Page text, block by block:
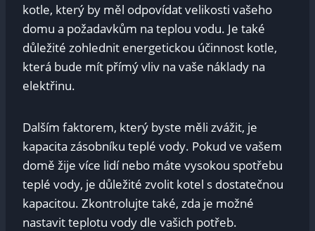
kotle, který by měl odpovídat velikosti vašeho
domu a požadavkům na teplou vodu. Je také
důležité zohlednit energetickou účinnost kotle,
která bude mít přímý vliv na vaše náklady na
elektřinu.
Dalším faktorem, který byste měli zvážit, je
kapacita zásobníku teplé vody. Pokud ve vašem
domě žije více lidí nebo máte vysokou spotřebu
teplé vody, je důležité zvolit kotel s dostatečnou
kapacitou. Zkontrolujte také, zda je možné
nastavit teplotu vody dle vašich potřeb.